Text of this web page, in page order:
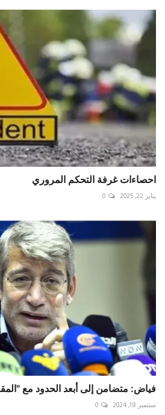
احصاءات غرفة التحكم المروري
يناير 22, 2025 0
فياض: متضامن إلى أبعد الحدود مع
سبتمبر 18, 2024 0